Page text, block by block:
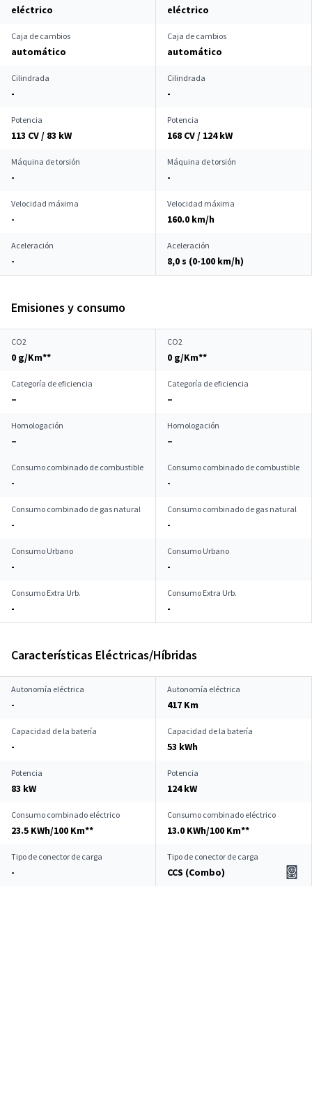
eléctrico eléctrico
Caja de cambios
automático
Caja de cambios
automático
Cilindrada
-
Cilindrada
-
Potencia
113 CV / 83 kW
Potencia
168 CV / 124 kW
Máquina de torsión
-
Máquina de torsión
-
Velocidad máxima
-
Velocidad máxima
160.0 km/h
Aceleración
-
Aceleración
8,0 s (0-100 km/h)
Emisiones y consumo
CO2
0 g/Km**
CO2
0 g/Km**
Categoría de eficiencia
–
Categoría de eficiencia
–
Homologación
–
Homologación
–
Consumo combinado de combustible
-
Consumo combinado de combustible
-
Consumo combinado de gas natural
-
Consumo combinado de gas natural
-
Consumo Urbano
-
Consumo Urbano
-
Consumo Extra Urb.
-
Consumo Extra Urb.
-
Características Eléctricas/Híbridas
Autonomía eléctrica
-
Autonomía eléctrica
417 Km
Capacidad de la batería
-
Capacidad de la batería
53 kWh
Potencia
83 kW
Potencia
124 kW
Consumo combinado eléctrico
23.5 KWh/100 Km**
Consumo combinado eléctrico
13.0 KWh/100 Km**
Tipo de conector de carga
-
Tipo de conector de carga
CCS (Combo)